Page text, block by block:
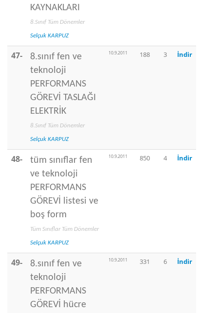
KAYNAKLARI
8.Sınıf Tüm Dönemler
Selçuk KARPUZ
47-
8.sınıf fen ve
teknoloji
PERFORMANS
GÖREVİ TASLAĞI
ELEKTRİK
8.Sınıf Tüm Dönemler
Selçuk KARPUZ
10.9.2011 188 3 İndir
48-
tüm sınıflar fen
ve teknoloji
PERFORMANS
GÖREVİ listesi ve
boş form
Tüm Sınıflar Tüm Dönemler
Selçuk KARPUZ
10.9.2011 850 4 İndir
49-
8.sınıf fen ve
teknoloji
PERFORMANS
GÖREVİ hücre
10.9.2011 331 6 İndir